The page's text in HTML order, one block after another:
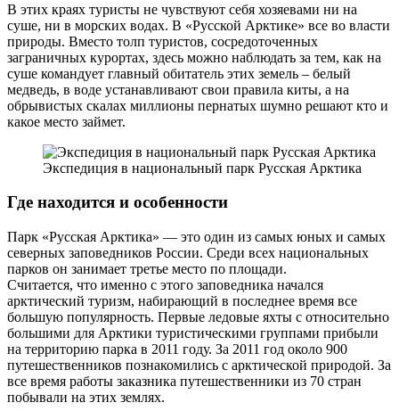
В этих краях туристы не чувствуют себя хозяевами ни на
суше, ни в морских водах. В «Русской Арктике» все во власти
природы. Вместо толп туристов, сосредоточенных
заграничных курортах, здесь можно наблюдать за тем, как на
суше командует главный обитатель этих земель – белый
медведь, в воде устанавливают свои правила киты, а на
обрывистых скалах миллионы пернатых шумно решают кто и
какое место займет.
Экспедиция в национальный парк Русская Арктика
Где находится и особенности
Парк «Русская Арктика» — это один из самых юных и самых
северных заповедников России. Среди всех национальных
парков он занимает третье место по площади.
Считается, что именно с этого заповедника начался
арктический туризм, набирающий в последнее время все
большую популярность. Первые ледовые яхты с относительно
большими для Арктики туристическими группами прибыли
на территорию парка в 2011 году. За 2011 год около 900
путешественников познакомились с арктической природой. За
все время работы заказника путешественники из 70 стран
побывали на этих землях.